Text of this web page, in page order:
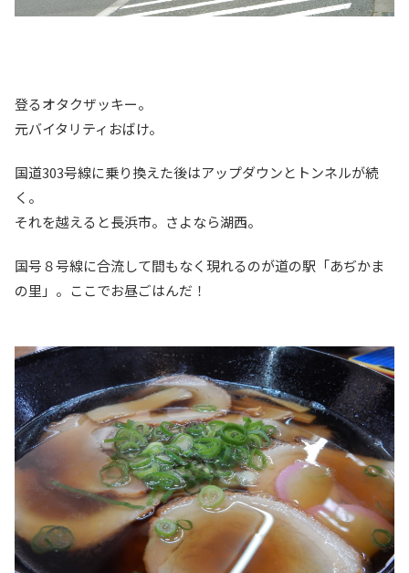
登るオタクザッキー。
元バイタリティおばけ。
国道303号線に乗り換えた後はアップダウンとトンネルが続
く。
それを越えると長浜市。さよなら湖西。
国号８号線に合流して間もなく現れるのが道の駅「あぢかま
の里」。ここでお昼ごはんだ！